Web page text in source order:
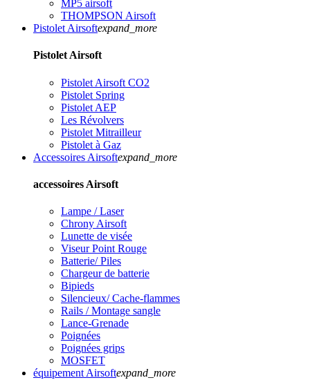
MP5 airsoft
THOMPSON Airsoft
Pistolet Airsoftexpand_more
Pistolet Airsoft
Pistolet Airsoft CO2
Pistolet Spring
Pistolet AEP
Les Révolvers
Pistolet Mitrailleur
Pistolet à Gaz
Accessoires Airsoftexpand_more
accessoires Airsoft
Lampe / Laser
Chrony Airsoft
Lunette de visée
Viseur Point Rouge
Batterie/ Piles
Chargeur de batterie
Bipieds
Silencieux/ Cache-flammes
Rails / Montage sangle
Lance-Grenade
Poignées
Poignées grips
MOSFET
équipement Airsoftexpand_more